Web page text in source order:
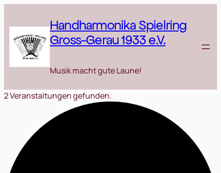
Handharmonika Spielring
Gross-Gerau 1933 e.V.
Musik macht gute Laune!
2 Veranstaltungen gefunden.